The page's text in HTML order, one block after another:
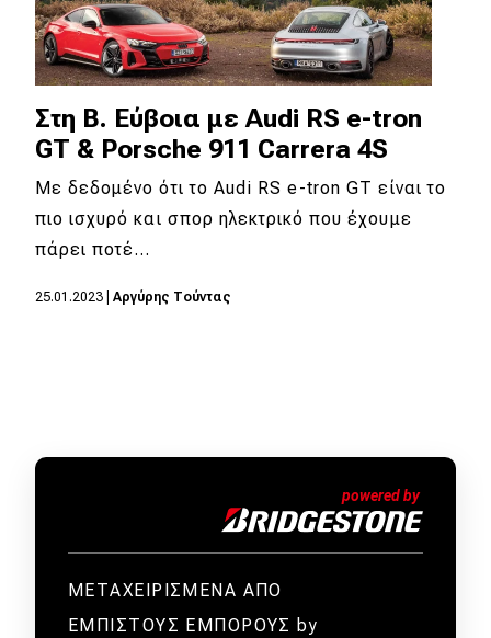
Σταθμοί φόρτισης
Classic
Νέα
Παρουσιάσεις
Χρηστικά
Συμβουλές
Στη Β. Εύβοια με Audi RS e-tron
GT & Porsche 911 Carrera 4S
Με δεδομένο ότι το Audi RS e-tron GT είναι το
πιο ισχυρό και σπορ ηλεκτρικό που έχουμε
πάρει ποτέ…
25.01.2023 Αργύρης Τούντας
ΜΕΤΑΧΕΙΡΙΣΜΕΝΑ ΑΠΟ
ΕΜΠΙΣΤΟΥΣ ΕΜΠΟΡΟΥΣ by